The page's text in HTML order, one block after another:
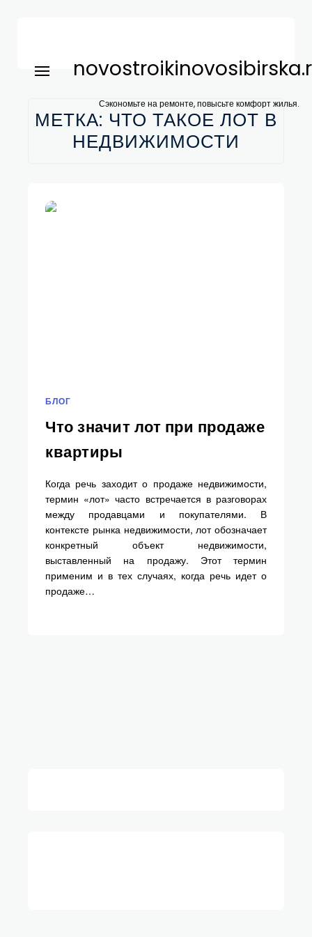
Сэкономьте на ремонте, повысьте комфорт жилья.
МЕТКА: ЧТО ТАКОЕ ЛОТ В
НЕДВИЖИМОСТИ
БЛОГ
Что значит лот при продаже
квартиры
Когда речь заходит о продаже недвижимости,
термин «лот» часто встречается в разговорах
между продавцами и покупателями. В
контексте рынка недвижимости, лот обозначает
конкретный объект недвижимости,
выставленный на продажу. Этот термин
применим и в тех случаях, когда речь идет о
продаже…